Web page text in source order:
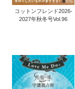
コットンフレンド2026-
2027年秋冬号Vol.96